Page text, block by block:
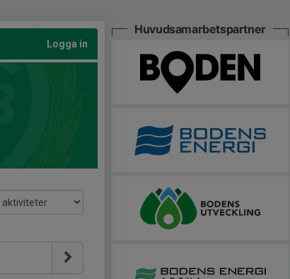
Logga in
Huvudsamarbetspartner